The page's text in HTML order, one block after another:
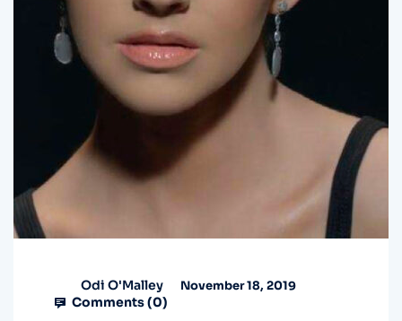
Odi O'Malley November 18, 2019
Comments (0)